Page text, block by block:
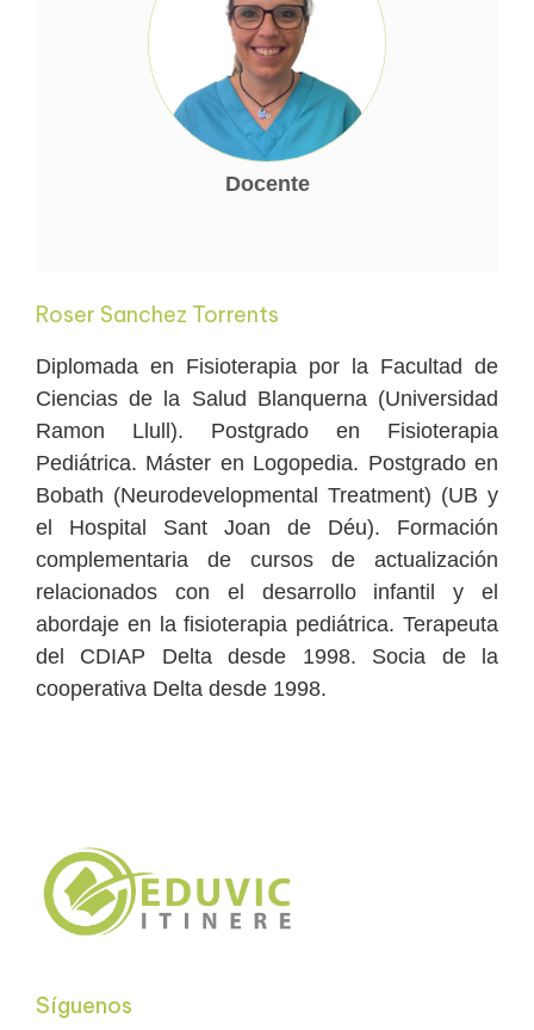
Docente
Roser Sanchez Torrents
Diplomada en Fisioterapia por la Facultad de
Ciencias de la Salud Blanquerna (Universidad
Ramon Llull). Postgrado en Fisioterapia
Pediátrica. Máster en Logopedia. Postgrado en
Bobath (Neurodevelopmental Treatment) (UB y
el Hospital Sant Joan de Déu). Formación
complementaria de cursos de actualización
relacionados con el desarrollo infantil y el
abordaje en la fisioterapia pediátrica. Terapeuta
del CDIAP Delta desde 1998. Socia de la
cooperativa Delta desde 1998.
Síguenos